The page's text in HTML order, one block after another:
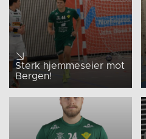
Sterk hjemmeseier mot
Bergen!